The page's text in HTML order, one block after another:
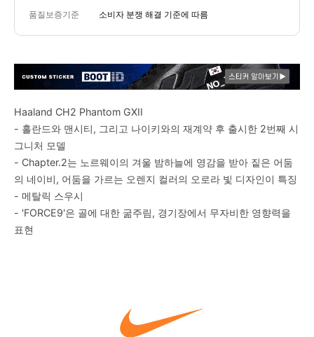
품질보증기준 소비자 분쟁 해결 기준에 따름
Haaland CH2 Phantom GXII
- 홀란드와 맨시티, 그리고 나이키와의 재계약 후 출시한 2번째 시
그니처 모델
- Chapter.2는 노르웨이의 겨울 밤하늘에 영감을 받아 짙은 어둠
의 네이비, 어둠을 가르는 오렌지 컬러의 오로라 빛 디자인이 특징
- 메탈릭 스우시
- 'FORCE9'은 골에 대한 굶주림, 경기장에서 무자비한 영향력을
표현